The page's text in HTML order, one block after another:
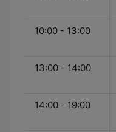
10:00 - 13:00
13:00 - 14:00
14:00 - 19:00